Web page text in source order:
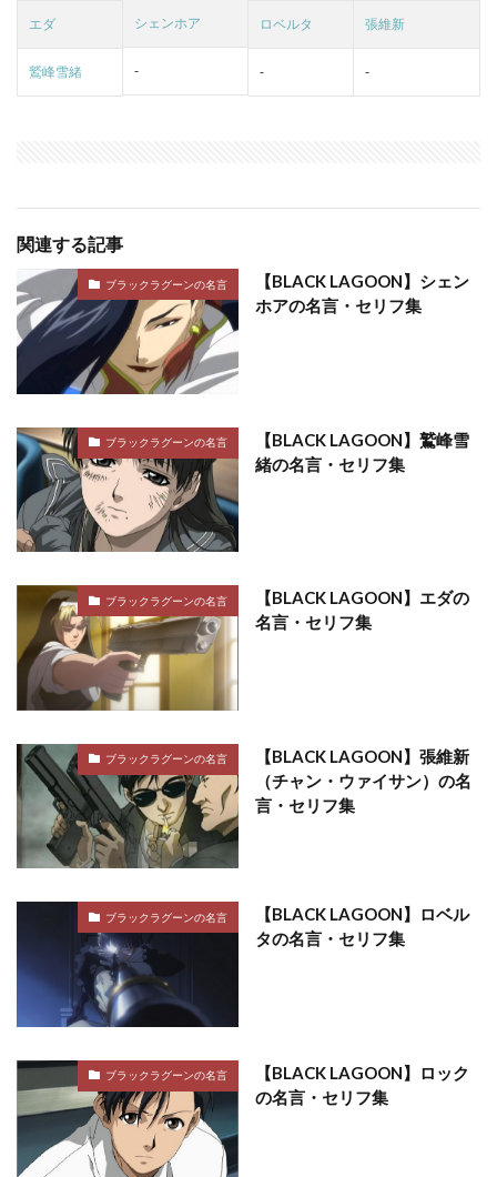
エダ シェンホア ロベルタ 張維新
鷲峰雪緒 - - -
関連する記事
ブラックラグーンの名言
【BLACK LAGOON】シェン
ホアの名言・セリフ集
ブラックラグーンの名言
【BLACK LAGOON】鷲峰雪
緒の名言・セリフ集
ブラックラグーンの名言
【BLACK LAGOON】エダの
名言・セリフ集
ブラックラグーンの名言
【BLACK LAGOON】張維新
（チャン・ウァイサン）の名
言・セリフ集
ブラックラグーンの名言
【BLACK LAGOON】ロベル
タの名言・セリフ集
ブラックラグーンの名言
【BLACK LAGOON】ロック
の名言・セリフ集